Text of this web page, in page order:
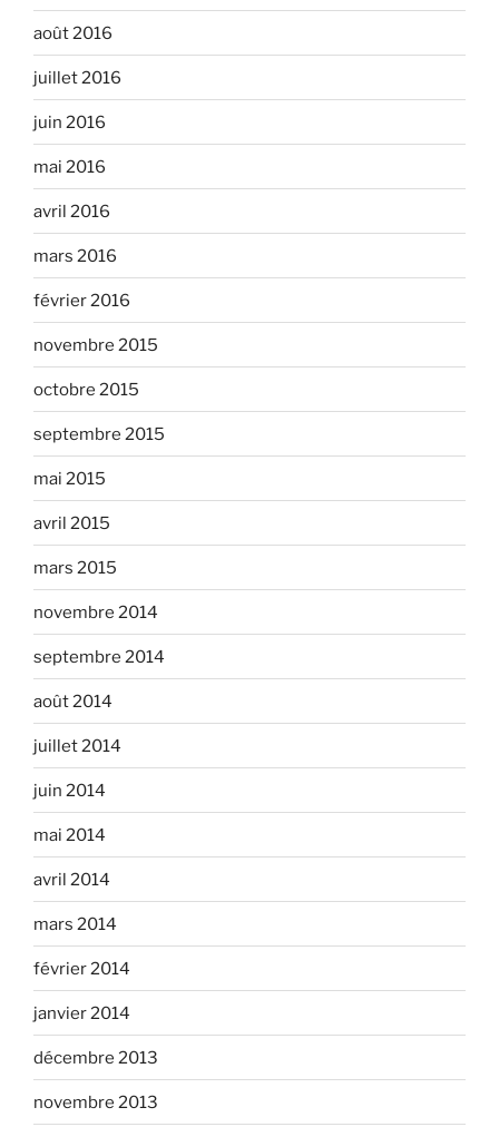
août 2016
juillet 2016
juin 2016
mai 2016
avril 2016
mars 2016
février 2016
novembre 2015
octobre 2015
septembre 2015
mai 2015
avril 2015
mars 2015
novembre 2014
septembre 2014
août 2014
juillet 2014
juin 2014
mai 2014
avril 2014
mars 2014
février 2014
janvier 2014
décembre 2013
novembre 2013